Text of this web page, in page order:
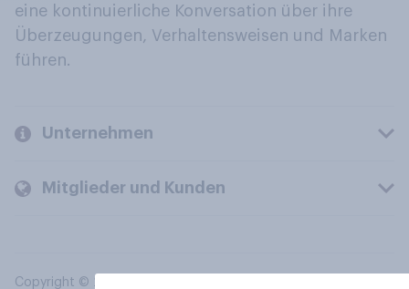
eine kontinuierliche Konversation über ihre
Überzeugungen, Verhaltensweisen und Marken
führen.
Unternehmen
Mitglieder und Kunden
Copyright © 2026 YouGov PLC. Alle Rechte vorbehalten.